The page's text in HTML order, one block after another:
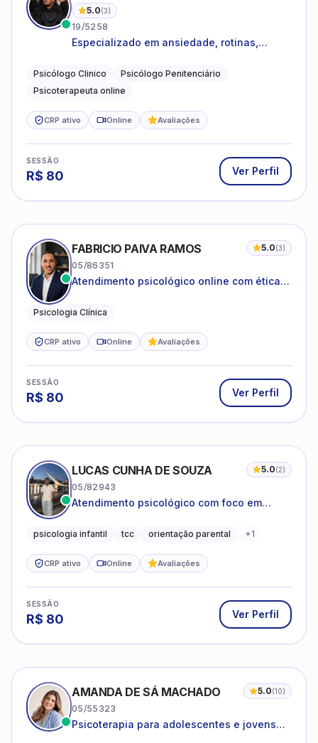
5.0(3)
19/5258
Especializado em ansiedade, rotinas,
familiares e questões comportamentais.
Psicólogo Clinico
Psicólogo Penitenciário
Psicoterapeuta online
CRP ativo Online Avaliações
SESSÃO
R$ 80 Ver Perfil
FABRICIO PAIVA RAMOS 5.0(3)
05/86351
Atendimento psicológico online com ética,
Psicologia Clínica
CRP ativo Online Avaliações
SESSÃO
R$ 80 Ver Perfil
LUCAS CUNHA DE SOUZA 5.0(2)
05/82943
Atendimento psicológico com foco em
promovendo equilíbrio emocional e
psicologia infantil tcc orientação parental +1
CRP ativo Online Avaliações
SESSÃO
R$ 80 Ver Perfil
AMANDA DE SÁ MACHADO 5.0(10)
05/55323
Psicoterapia para adolescentes e jovens